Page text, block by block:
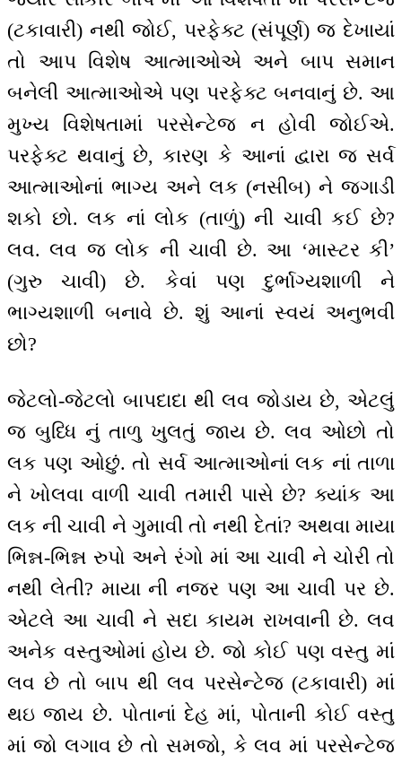
(ટકાવારી) નથી જોઈ, પરફેક્ટ (સંપૂર્ણ) જ દેખાયાં
તો આપ વિશેષ આત્માઓએ અને બાપ સમાન
બનેલી આત્માઓએ પણ પરફેક્ટ બનવાનું છે. આ
મુખ્ય વિશેષતામાં પરસેન્ટેજ ન હોવી જોઈએ.
પરફેક્ટ થવાનું છે, કારણ કે આનાં દ્વારા જ સર્વ
આત્માઓનાં ભાગ્ય અને લક (નસીબ) ને જગાડી
શકો છો. લક નાં લોક (તાળું) ની ચાવી કઈ છે?
લવ. લવ જ લોક ની ચાવી છે. આ ‘માસ્ટર કી’
(ગુરુ ચાવી) છે. કેવાં પણ દુર્ભાગ્યશાળી ને
ભાગ્યશાળી બનાવે છે. શું આનાં સ્વયં અનુભવી
છો?
જેટલો-જેટલો બાપદાદા થી લવ જોડાય છે, એટલું
જ બુધ્ધિ નું તાળુ ખુલતું જાય છે. લવ ઓછો તો
લક પણ ઓછું. તો સર્વ આત્માઓનાં લક નાં તાળા
ને ખોલવા વાળી ચાવી તમારી પાસે છે? ક્યાંક આ
લક ની ચાવી ને ગુમાવી તો નથી દેતાં? અથવા માયા
ભિન્ન-ભિન્ન રુપો અને રંગો માં આ ચાવી ને ચોરી તો
નથી લેતી? માયા ની નજર પણ આ ચાવી પર છે.
એટલે આ ચાવી ને સદા કાયમ રાખવાની છે. લવ
અનેક વસ્તુઓમાં હોય છે. જો કોઈ પણ વસ્તુ માં
લવ છે તો બાપ થી લવ પરસેન્ટેજ (ટકાવારી) માં
થઇ જાય છે. પોતાનાં દેહ માં, પોતાની કોઈ વસ્તુ
માં જો લગાવ છે તો સમજો, કે લવ માં પરસેન્ટેજ